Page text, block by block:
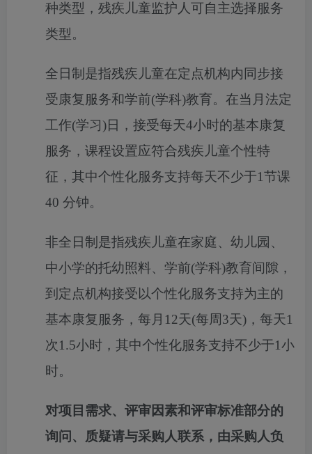
种类型，残疾儿童监护人可自主选择服务
类型。
全日制是指残疾儿童在定点机构内同步接
受康复服务和学前(学科)教育。在当月法定
工作(学习)日，接受每天4小时的基本康复
服务，课程设置应符合残疾儿童个性特
征，其中个性化服务支持每天不少于1节课
40 分钟。
非全日制是指残疾儿童在家庭、幼儿园、
中小学的托幼照料、学前(学科)教育间隙，
到定点机构接受以个性化服务支持为主的
基本康复服务，每月12天(每周3天)，每天1
次1.5小时，其中个性化服务支持不少于1小
时。
对项目需求、评审因素和评审标准部分的
询问、质疑请与采购人联系，由采购人负